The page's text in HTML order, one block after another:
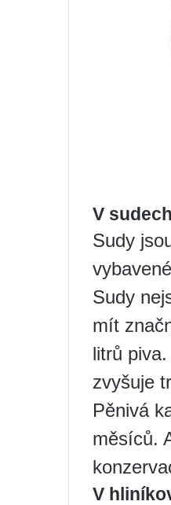
V sudech
Sudy
Sudy
mít
litrů
zvyšuje
Pěnivá
měsíců.
V